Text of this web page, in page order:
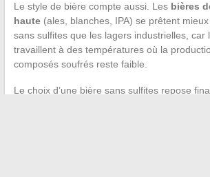
Le style de bière compte aussi. Les bières
haute(ales, blanches, IPA) se prêtent
sans sulfites que les lagers industrielles, car
travaillent à des températures où la
composés soufrés reste faible.
Le choix d’une bière sans sulfites repose